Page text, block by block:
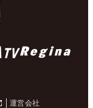
運営会社